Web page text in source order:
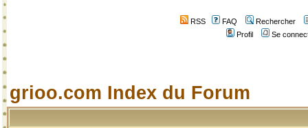
RSS FAQ
Rechercher
Profil
Se
grioo.com Index du Forum